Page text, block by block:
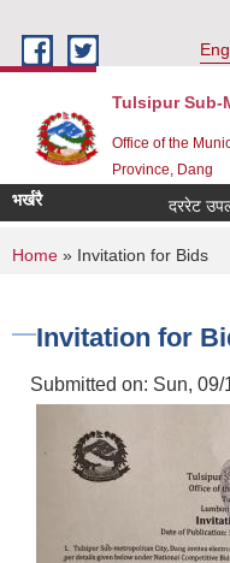
Tulsipur Sub-
Office of the
Province, Dang
भर्खरै दररेट
You are here
Home » Invitation for Bids
Invitation for
Submitted on: Sun, 09/